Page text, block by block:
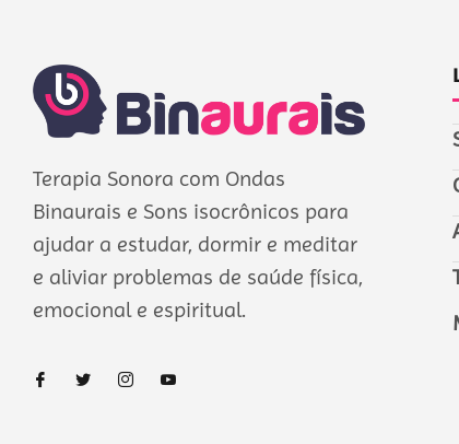
Terapia Sonora com Ondas
Binaurais e Sons isocrônicos para
ajudar a estudar, dormir e meditar
e aliviar problemas de saúde física,
emocional e espiritual.